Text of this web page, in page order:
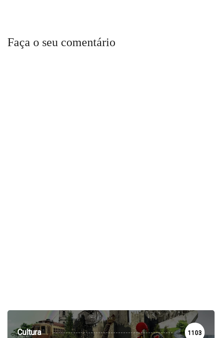
Faça o seu comentário
Cultura 1103